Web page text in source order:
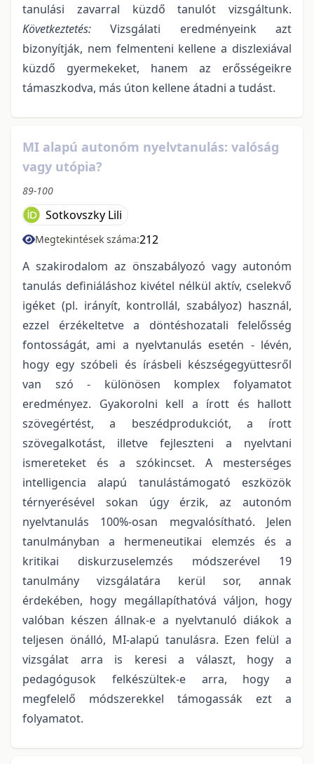
tanulási zavarral küzdő tanulót vizsgáltunk.
Következtetés: Vizsgálati eredményeink azt
bizonyítják, nem felmenteni kellene a diszlexiával
küzdő gyermekeket, hanem az erősségeikre
támaszkodva, más úton kellene átadni a tudást.
MI alapú autonóm nyelvtanulás: valóság
vagy utópia?
89-100
Sotkovszky Lili
Megtekintések száma:212
A szakirodalom az önszabályozó vagy autonóm
tanulás definiáláshoz kivétel nélkül aktív, cselekvő
igéket (pl. irányít, kontrollál, szabályoz) használ,
ezzel érzékeltetve a döntéshozatali felelősség
fontosságát, ami a nyelvtanulás esetén - lévén,
hogy egy szóbeli és írásbeli készségegyüttesről
van szó - különösen komplex folyamatot
eredményez. Gyakorolni kell a írott és hallott
szövegértést, a beszédprodukciót, a írott
szövegalkotást, illetve fejleszteni a nyelvtani
ismereteket és a szókincset. A mesterséges
intelligencia alapú tanulástámogató eszközök
térnyerésével sokan úgy érzik, az autonóm
nyelvtanulás 100%-osan megvalósítható. Jelen
tanulmányban a hermeneutikai elemzés és a
kritikai diskurzuselemzés módszerével 19
tanulmány vizsgálatára kerül sor, annak
érdekében, hogy megállapíthatóvá váljon, hogy
valóban készen állnak-e a nyelvtanuló diákok a
teljesen önálló, MI-alapú tanulásra. Ezen felül a
vizsgálat arra is keresi a választ, hogy a
pedagógusok felkészültek-e arra, hogy a
megfelelő módszerekkel támogassák ezt a
folyamatot.